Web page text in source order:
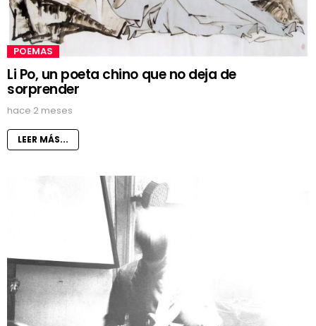
POEMAS
Li Po, un poeta chino que no deja de
sorprender
hace 2 meses
LEER MÁS...